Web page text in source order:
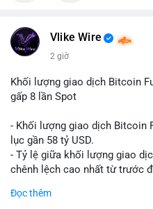
Vlike Wire
2 giờ
Khối lượng giao dịch Bitcoin
gấp 8 lần Spot
- Khối lượng giao dịch Bitcoin
lục gần 58 tỷ USD.
- Tỷ lệ giữa khối lượng giao
chênh lệch cao nhất từ trước
dịch Spot.
Đọc thêm